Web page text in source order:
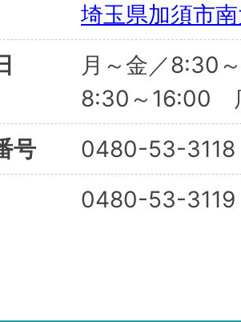
埼玉県加須市
月～金／8:30
8:30～16:00
号
0480-53-3118
0480-53-3119